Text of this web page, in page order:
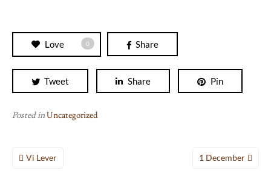
Love 0 Share
Tweet Share Pin
Posted inUncategorized
Inläggsnavigering
Vi Lever 1 December